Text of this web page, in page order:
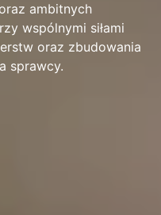
ambitnych
wspólnymi siłami
oraz zbudowania
sprawcy.